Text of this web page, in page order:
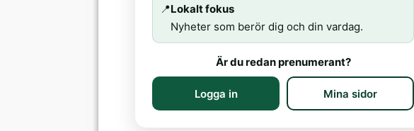
📍Lokalt fokus
Nyheter som berör dig och din vardag.
Är du redan prenumerant?
Logga in Mina sidor